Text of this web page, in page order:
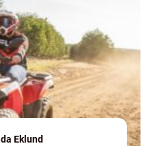
Eklund